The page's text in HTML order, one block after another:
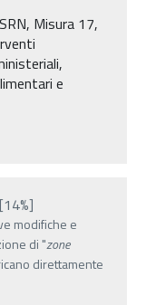
Misura 17,
e
[14%]
modifiche e
di "zone
direttamente